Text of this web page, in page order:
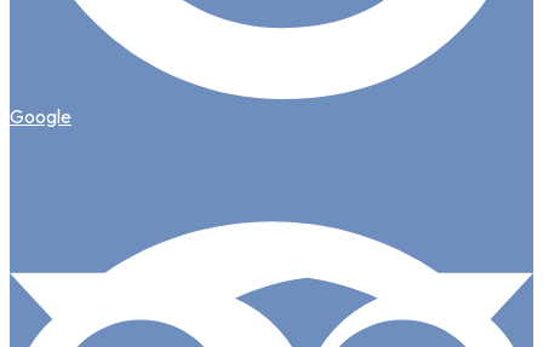
Google